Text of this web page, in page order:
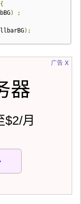
{
)
;
);
广告
器
$2/月
x